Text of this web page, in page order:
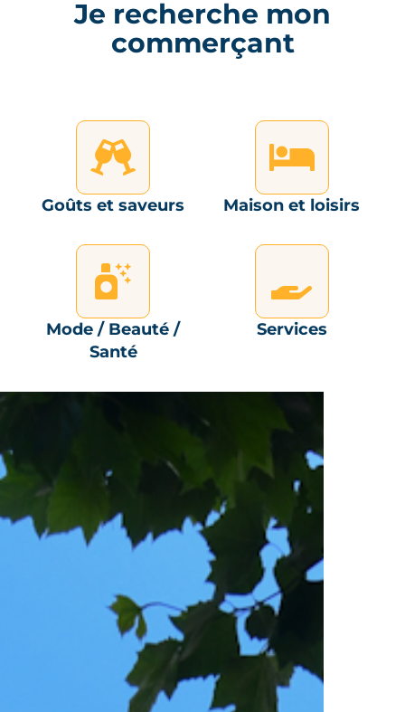
Je recherche mon
commerçant
Goûts et saveurs Maison et loisirs
Mode / Beauté /
Santé
Services